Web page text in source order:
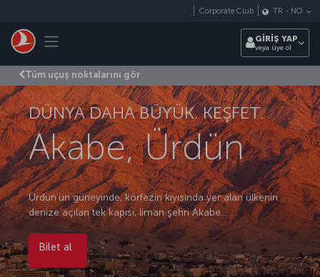
Toggle navigation
Corporate Club TR - NO
GİRİŞ YAP
veya üye ol
Tüm uçuş noktalarını gör
DÜNYA DAHA BÜYÜK. KEŞFET.
Akabe, Ürdün
Ürdün’ün güneyinde, körfezin kıyısında yer alan ülkenin
denize açılan tek kapısı, liman şehri Akabe…
Bilet al